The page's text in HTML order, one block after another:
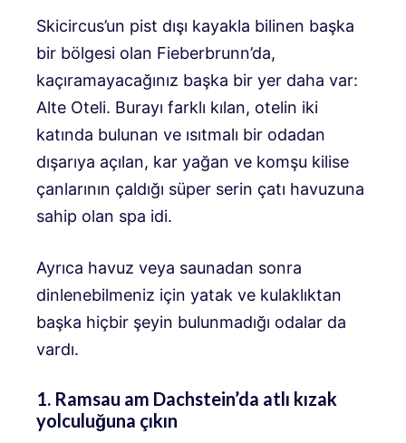
Skicircus’un pist dışı kayakla bilinen başka
bir bölgesi olan Fieberbrunn’da,
kaçıramayacağınız başka bir yer daha var:
Alte Oteli. Burayı farklı kılan, otelin iki
katında bulunan ve ısıtmalı bir odadan
dışarıya açılan, kar yağan ve komşu kilise
çanlarının çaldığı süper serin çatı havuzuna
sahip olan spa idi.
Ayrıca havuz veya saunadan sonra
dinlenebilmeniz için yatak ve kulaklıktan
başka hiçbir şeyin bulunmadığı odalar da
vardı.
1. Ramsau am Dachstein’da atlı kızak
yolculuğuna çıkın